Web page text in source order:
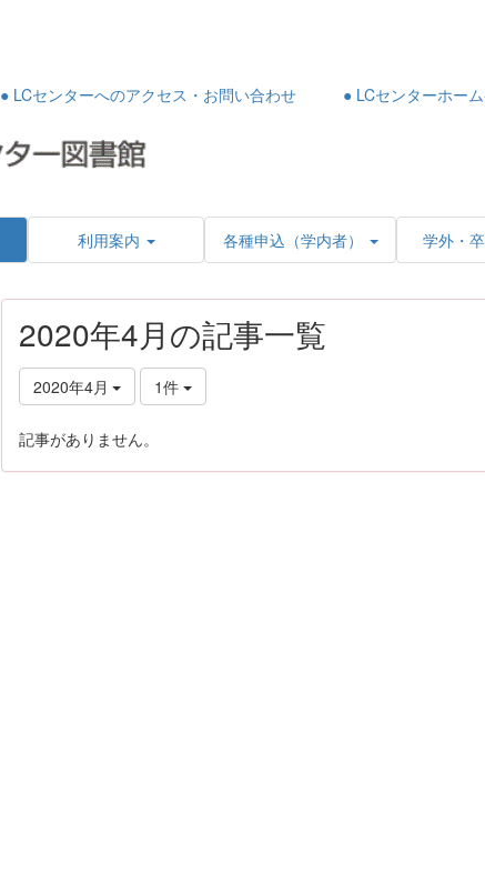
● LCセンターへのアクセス・お問い合わせ ● LCセンターホー
利用案内 各種申込（学内者） 学外・
2020年4月の記事一覧
2020年4月 1件
記事がありません。